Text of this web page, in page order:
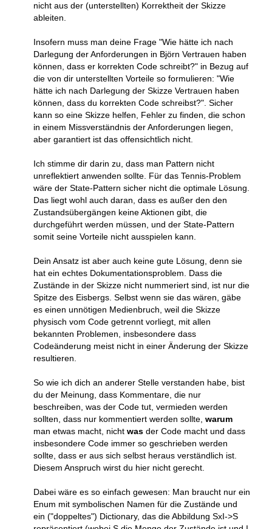
nicht aus der (unterstellten) Korrektheit der Skizze
ableiten.
Insofern muss man deine Frage "Wie hätte ich nach
Darlegung der Anforderungen in Björn Vertrauen haben
können, dass er korrekten Code schreibt?" in Bezug auf
die von dir unterstellten Vorteile so formulieren: "Wie
hätte ich nach Darlegung der Skizze Vertrauen haben
können, dass du korrekten Code schreibst?". Sicher
kann so eine Skizze helfen, Fehler zu finden, die schon
in einem Missverständnis der Anforderungen liegen,
aber garantiert ist das offensichtlich nicht.
Ich stimme dir darin zu, dass man Pattern nicht
unreflektiert anwenden sollte. Für das Tennis-Problem
wäre der State-Pattern sicher nicht die optimale Lösung.
Das liegt wohl auch daran, dass es außer den den
Zustandsübergängen keine Aktionen gibt, die
durchgeführt werden müssen, und der State-Pattern
somit seine Vorteile nicht ausspielen kann.
Dein Ansatz ist aber auch keine gute Lösung, denn sie
hat ein echtes Dokumentationsproblem. Dass die
Zustände in der Skizze nicht nummeriert sind, ist nur die
Spitze des Eisbergs. Selbst wenn sie das wären, gäbe
es einen unnötigen Medienbruch, weil die Skizze
physisch vom Code getrennt vorliegt, mit allen
bekannten Problemen, insbesondere dass
Codeänderung meist nicht in einer Änderung der Skizze
resultieren.
So wie ich dich an anderer Stelle verstanden habe, bist
du der Meinung, dass Kommentare, die nur
beschreiben, was der Code tut, vermieden werden
sollten, dass nur kommentiert werden sollte, warum
man etwas macht, nicht was der Code macht und dass
insbesondere Code immer so geschrieben werden
sollte, dass er aus sich selbst heraus verständlich ist.
Diesem Anspruch wirst du hier nicht gerecht.
Dabei wäre es so einfach gewesen: Man braucht nur ein
Enum mit symbolischen Namen für die Zustände und
ein ("doppeltes") Dictionary, das die Abbildung SxI->S